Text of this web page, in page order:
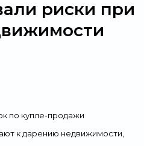
риски при
по купле-продажи
к дарению недвижимости,